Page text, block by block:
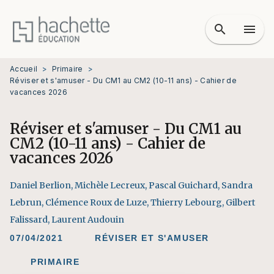
MENU RECHERCHE
PIED DE PAGE
search menu
Accueil > Primaire
>
Réviser et s'amuser - Du CM1 au CM2 (10-11 ans) - Cahier de
vacances 2026
Réviser et s'amuser - Du CM1 au
CM2 (10-11 ans) - Cahier de
vacances 2026
Daniel Berlion,Michèle Lecreux,Pascal Guichard, Sandra
Lebrun, Clémence Roux de Luze,Thierry Lebourg, Gilbert
Falissard, Laurent Audouin
07/04/2021 RÉVISER ET S'AMUSER
PRIMAIRE